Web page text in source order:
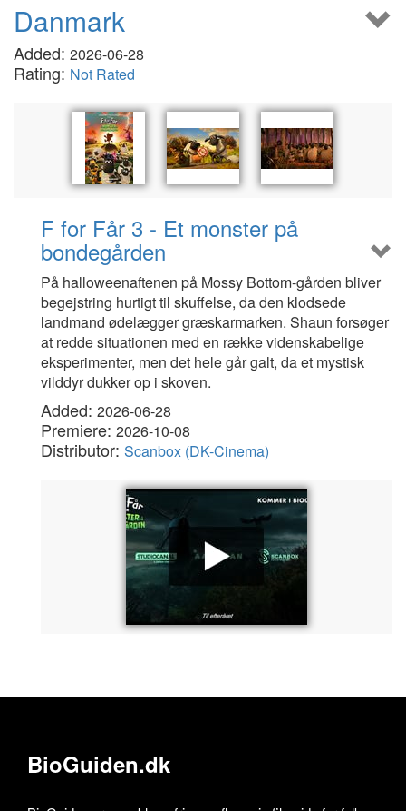
Danmark
Added: 2026-06-28
Rating: Not Rated
F for Får 3 - Et monster på
bondegården
På halloweenaftenen på Mossy Bottom-gården bliver
begejstring hurtigt til skuffelse, da den klodsede
landmand ødelægger græskarmarken. Shaun forsøger
at redde situationen med en række videnskabelige
eksperimenter, men det hele går galt, da et mystisk
vilddyr dukker op i skoven.
Added: 2026-06-28
Premiere: 2026-10-08
Distributor: Scanbox (DK-Cinema)
BioGuiden.dk